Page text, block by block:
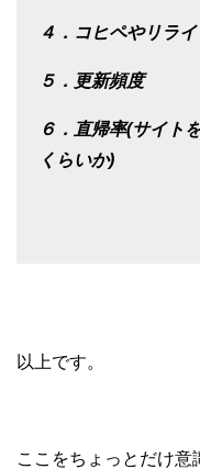
４．コヒペやリラ
５．更新頻度
６．直帰率(サイト
くらいか)
以上です。
ここをちょっとだけ意